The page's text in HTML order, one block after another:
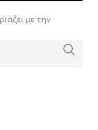
με την